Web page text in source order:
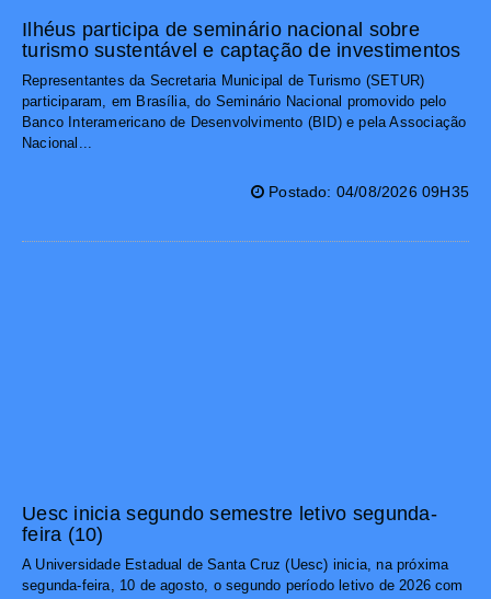
Ilhéus participa de seminário nacional sobre
turismo sustentável e captação de investimentos
Representantes da Secretaria Municipal de Turismo (SETUR)
participaram, em Brasília, do Seminário Nacional promovido pelo
Banco Interamericano de Desenvolvimento (BID) e pela Associação
Nacional...
Postado: 04/08/2026 09H35
Uesc inicia segundo semestre letivo segunda-
feira (10)
A Universidade Estadual de Santa Cruz (Uesc) inicia, na próxima
segunda-feira, 10 de agosto, o segundo período letivo de 2026 com